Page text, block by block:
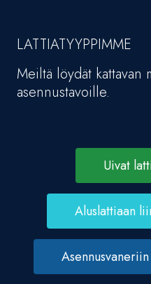
LATTIATYYPPIMME
Meiltä löydät
asennustavoille.
Uivat
Aluslattiaan